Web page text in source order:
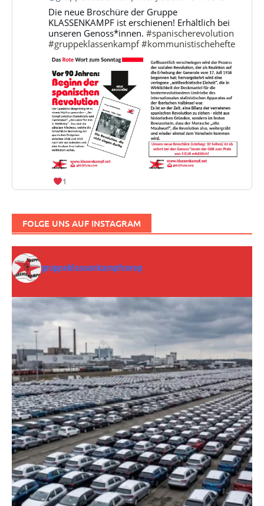
Gruppe
Klassenkampf
Bluesky
ansehen
Die neue Broschüre der Gruppe
KLASSENKAMPF ist erschienen! Erhältlich bei
unseren Genoss*innen.#spanischerevolution
#gruppeklassenkampf #kommunistischehefte
1
FOLGE UNS AUF INSTAGRAM
gruppeklassenkampfcorep